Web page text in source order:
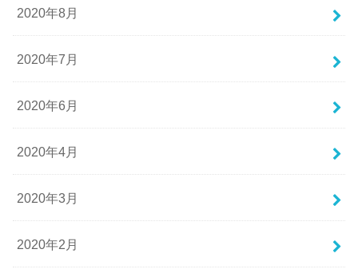
2020年8月
2020年7月
2020年6月
2020年4月
2020年3月
2020年2月